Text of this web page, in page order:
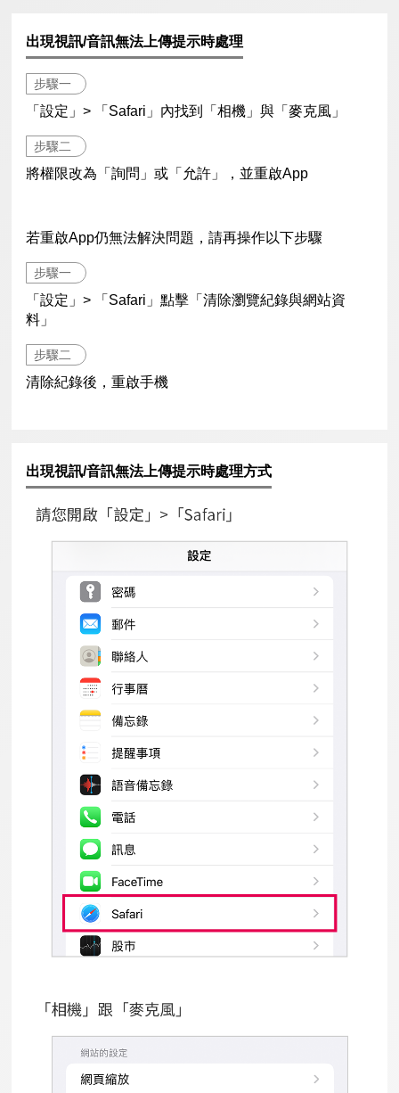
出現視訊/音訊無法上傳提示時處理
步驟一
「設定」> 「Safari」內找到「相機」與「麥克風」
步驟二
將權限改為「詢問」或「允許」，並重啟App
若重啟App仍無法解決問題，請再操作以下步驟
步驟一
「設定」> 「Safari」點擊「清除瀏覽紀錄與網站資
料」
步驟二
清除紀錄後，重啟手機
出現視訊/音訊無法上傳提示時處理方式